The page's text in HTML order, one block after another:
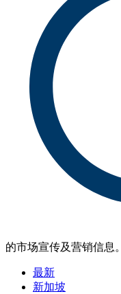
的市场宣传及营销信息。
最新
新加坡